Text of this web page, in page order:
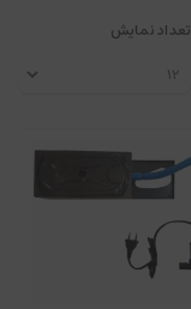
تعداد نمایش